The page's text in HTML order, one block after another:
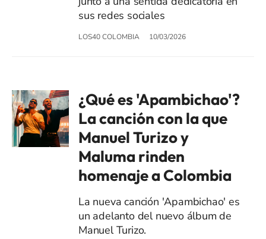
sus redes sociales
LOS40 COLOMBIA 10/03/2026
¿Qué es 'Apambichao'?
La canción con la que
Manuel Turizo y
Maluma rinden
homenaje a Colombia
La nueva canción 'Apambichao' es
un adelanto del nuevo álbum de
Manuel Turizo.